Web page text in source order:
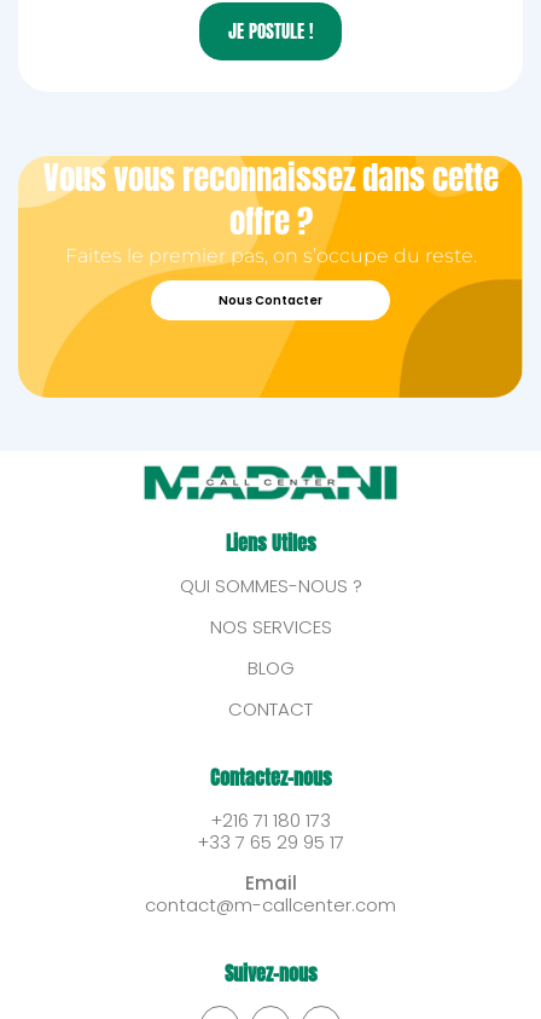
JE POSTULE !
Vous vous reconnaissez dans cette
offre ?
Faites le premier pas, on s’occupe du reste.
Nous Contacter
LiensUtiles
QUI SOMMES-NOUS ?
NOS SERVICES
BLOG
CONTACT
Contactez-nous
+216 71 180 173
+33 7 65 29 95 17
Email
contact@m-callcenter.com
Suivez-nous